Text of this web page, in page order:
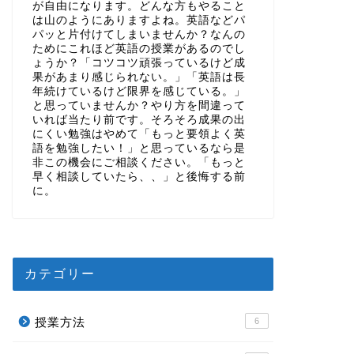
が自由になります。どんな方もやること
は山のようにありますよね。英語などパ
パッと片付けてしまいませんか？なんの
ためにこれほど英語の授業があるのでし
ょうか？「コツコツ頑張っているけど成
果があまり感じられない。」「英語は長
年続けているけど限界を感じている。」
と思っていませんか？やり方を間違って
いれば当たり前です。そろそろ成果の出
にくい勉強はやめて「もっと要領よく英
語を勉強したい！」と思っているなら是
非この機会にご相談ください。「もっと
早く相談していたら、、」と後悔する前
に。
カテゴリー
授業方法 6